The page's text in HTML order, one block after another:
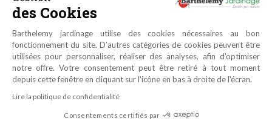
des Cookies
Barthelemy jardinage utilise des cookies nécessaires au bon
fonctionnement du site. D’autres catégories de cookies peuvent être
utilisées pour personnaliser, réaliser des analyses, afin d'optimiser
notre offre. Votre consentement peut être retiré à tout moment
depuis cette fenêtre en cliquant sur l'icône en bas à droite de l'écran.
Lire la politique de confidentialité
Consentements certifiés par